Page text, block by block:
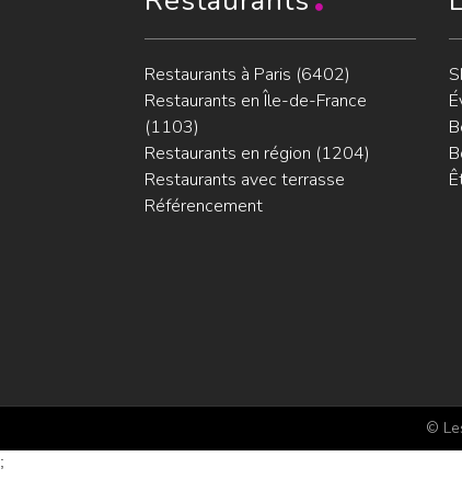
Restaurants à Paris (6402)
Restaurants en Île-de-France
(1103)
Restaurants en région (1204)
Restaurants avec terrasse
Référencement
©
;